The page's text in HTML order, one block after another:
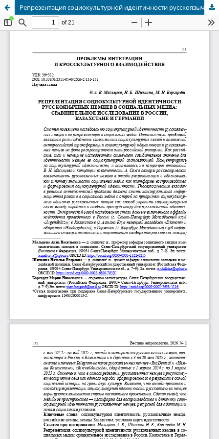
Репрезентация социокультурной идентичности русскоязычных немцев в социальных медиа: сравнительное исследование в России, Казахстане и Германии